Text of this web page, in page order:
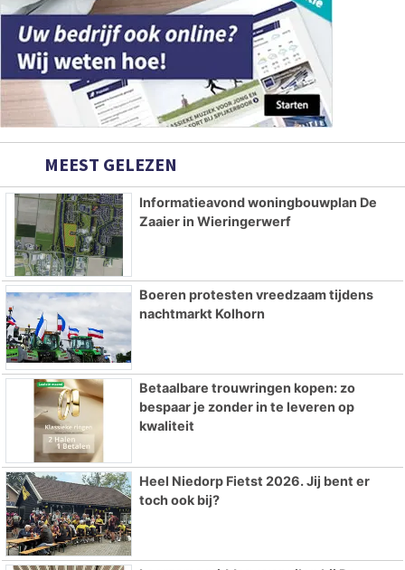
MEEST GELEZEN
Informatieavond woningbouwplan De
Zaaier in Wieringerwerf
Boeren protesten vreedzaam tijdens
nachtmarkt Kolhorn
Betaalbare trouwringen kopen: zo
bespaar je zonder in te leveren op
kwaliteit
Heel Niedorp Fietst 2026. Jij bent er
toch ook bij?